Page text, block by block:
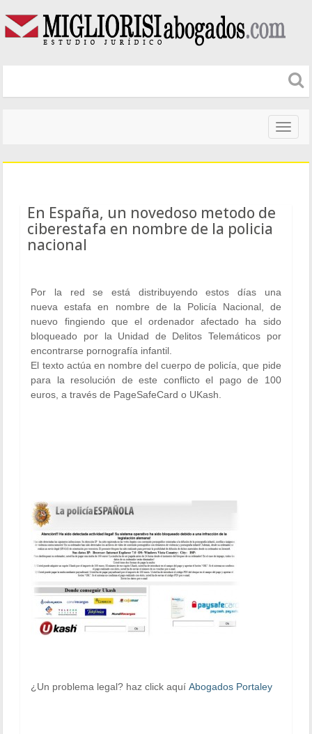
En España, un novedoso metodo de
ciberestafa en nombre de la policia
nacional
Por la red se está distribuyendo estos días una
nuevaestafa en nombre de la Policía Nacional, de
nuevo fingiendo que el ordenador afectado ha sido
bloqueado por la Unidad de Delitos Telemáticos por
encontrarse pornografía infantil.
El texto actúa en nombre del cuerpo de policía, que pide
para la resolución de este conflicto el pago de 100
euros, a través de PageSafeCard o UKash.
¿Un problema legal? haz click aquíAbogados Portaley